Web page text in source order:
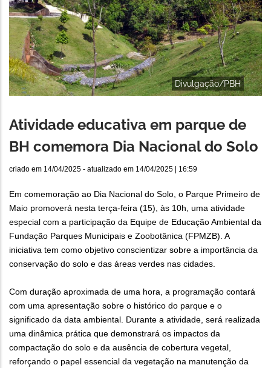
Divulgação/PBH
Atividade educativa em parque de
BH comemora Dia Nacional do Solo
criado em 14/04/2025 - atualizado em 14/04/2025 | 16:59
Em comemoração ao Dia Nacional do Solo, o Parque Primeiro de
Maio promoverá nesta terça-feira (15), às 10h, uma atividade
especial com a participação da Equipe de Educação Ambiental da
Fundação Parques Municipais e Zoobotânica (FPMZB). A
iniciativa tem como objetivo conscientizar sobre a importância da
conservação do solo e das áreas verdes nas cidades.
Com duração aproximada de uma hora, a programação contará
com uma apresentação sobre o histórico do parque e o
significado da data ambiental. Durante a atividade, será realizada
uma dinâmica prática que demonstrará os impactos da
compactação do solo e da ausência de cobertura vegetal,
reforçando o papel essencial da vegetação na manutenção da